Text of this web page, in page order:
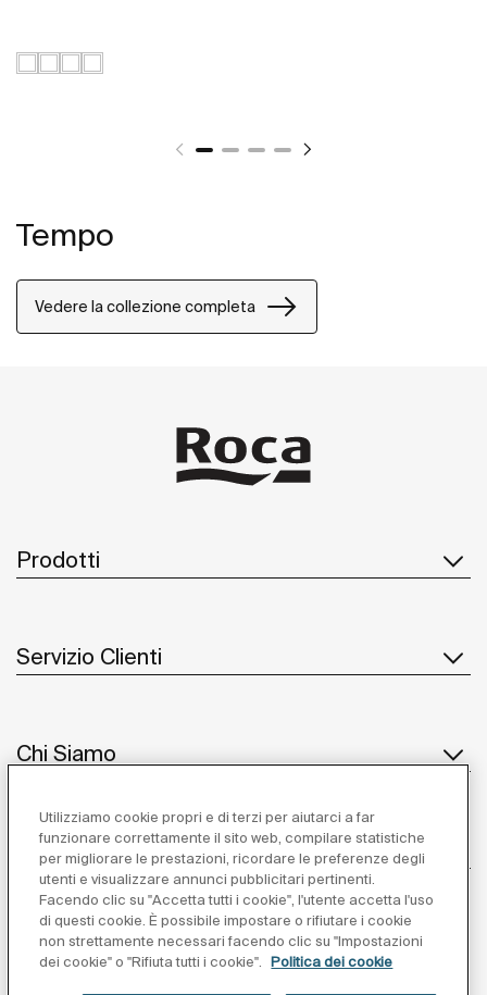
Tempo
Vedere la collezione completa
Prodotti
Servizio Clienti
Chi Siamo
Ispirazione
Seguiteci
Utilizziamo cookie propri e di terzi per aiutarci a far
funzionare correttamente il sito web, compilare statistiche
per migliorare le prestazioni, ricordare le preferenze degli
utenti e visualizzare annunci pubblicitari pertinenti.
Facendo clic su "Accetta tutti i cookie", l'utente accetta l'uso
di questi cookie. È possibile impostare o rifiutare i cookie
non strettamente necessari facendo clic su "Impostazioni
dei cookie" o "Rifiuta tutti i cookie".
Politica dei cookie